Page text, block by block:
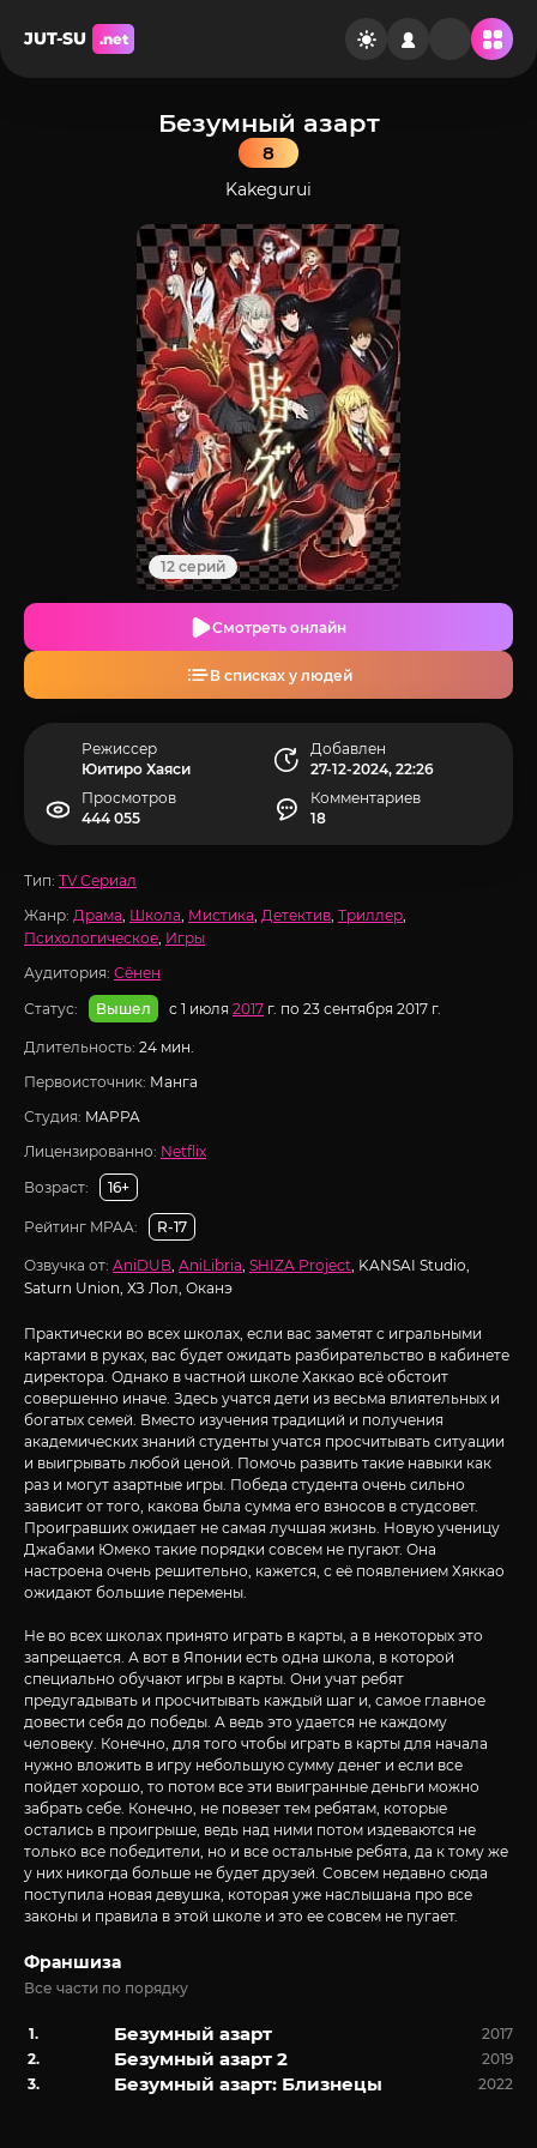
JUT-SU .net
Безумный азарт
8
Kakegurui
12 серий
Смотреть онлайн
В списках у людей
Режиссер
Юитиро Хаяси
Добавлен
27-12-2024, 22:26
Просмотров
444 055
Комментариев
18
Тип: TV Сериал
Жанр: Драма, Школа, Мистика, Детектив, Триллер,
Психологическое, Игры
Аудитория: Сёнен
Статус:
Вышел с 1 июля 2017 г. по 23 сентября 2017 г.
Длительность: 24 мин.
Первоисточник: Манга
Студия: MAPPA
Лицензированно: Netflix
Возраст:
16+
Рейтинг MPAA: R-17
Озвучка от: AniDUB, AniLibria, SHIZA Project, KANSAI Studio,
Saturn Union, ХЗ Лол, Оканэ
Практически во всех школах, если вас заметят с игральными
картами в руках, вас будет ожидать разбирательство в кабинете
директора. Однако в частной школе Хаккао всё обстоит
совершенно иначе. Здесь учатся дети из весьма влиятельных и
богатых семей. Вместо изучения традиций и получения
академических знаний студенты учатся просчитывать ситуации
и выигрывать любой ценой. Помочь развить такие навыки как
раз и могут азартные игры. Победа студента очень сильно
зависит от того, какова была сумма его взносов в студсовет.
Проигравших ожидает не самая лучшая жизнь. Новую ученицу
Джабами Юмеко такие порядки совсем не пугают. Она
настроена очень решительно, кажется, с её появлением Хяккао
ожидают большие перемены.
Не во всех школах принято играть в карты, а в некоторых это
запрещается. А вот в Японии есть одна школа, в которой
специально обучают игры в карты. Они учат ребят
предугадывать и просчитывать каждый шаг и, самое главное
довести себя до победы. А ведь это удается не каждому
человеку. Конечно, для того чтобы играть в карты для начала
нужно вложить в игру небольшую сумму денег и если все
пойдет хорошо, то потом все эти выигранные деньги можно
забрать себе. Конечно, не повезет тем ребятам, которые
остались в проигрыше, ведь над ними потом издеваются не
только все победители, но и все остальные ребята, да к тому же
у них никогда больше не будет друзей. Совсем недавно сюда
поступила новая девушка, которая уже наслышана про все
законы и правила в этой школе и это ее совсем не пугает.
Франшиза
Все части по порядку
Безумный азарт 2017
Безумный азарт 2 2019
Безумный азарт: Близнецы 2022